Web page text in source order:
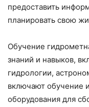
предоставить
планировать свою
Обучение
знаний и навыков,
гидрологии,
включают обучение
оборудования для